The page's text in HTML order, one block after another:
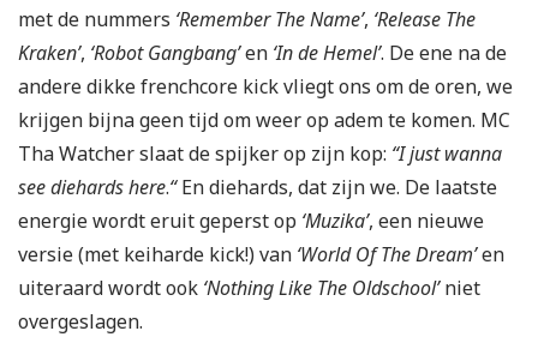
met de nummers ‘Remember The Name’, ‘Release The
Kraken’, ‘Robot Gangbang’en ‘In de Hemel’. De ene na de
andere dikke frenchcore kick vliegt ons om de oren, we
krijgen bijna geen tijd om weer op adem te komen. MC
Tha Watcher slaat de spijker op zijn kop: “I just wanna
see diehards here.“En diehards, dat zijn we. De laatste
energie wordt eruit geperst op ‘Muzika’, een nieuwe
versie (met keiharde kick!) van ‘World Of The Dream’en
uiteraard wordt ook ‘Nothing Like The Oldschool’niet
overgeslagen.